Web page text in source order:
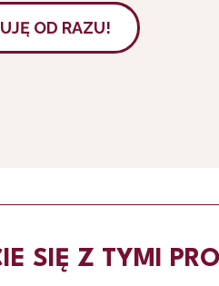
OD RAZU!
SIĘ Z TYMI